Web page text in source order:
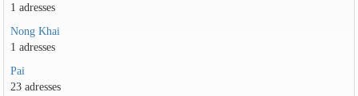
1 adresses
Nong Khai
1 adresses
Pai
23 adresses